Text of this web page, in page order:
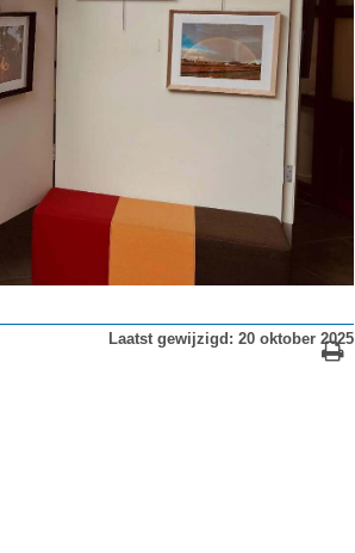
Laatst gewijzigd: 20 oktober 2025